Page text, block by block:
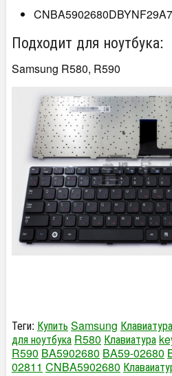
Подходит для ноутбука:
Samsung R580, R590
Теги: Купить Samsung
для ноутбука R580 Клавиатура
R590 BA5902680 BA59-02680
02811 CNBA5902680